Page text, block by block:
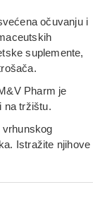
očuvanju i
suplemente,
Pharm je
na tržištu.
vrhunskog
Istražite njihove